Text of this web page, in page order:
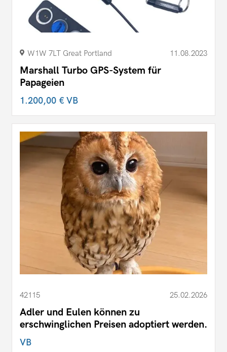
W1W 7LT Great Portland 11.08.2023
Marshall Turbo GPS-System für
Papageien
1.200,00 €VB
42115 25.02.2026
Adler und Eulen können zu
erschwinglichen Preisen adoptiert werden.
VB